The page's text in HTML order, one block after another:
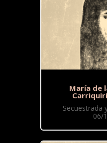
María de
Secuestrada
06/